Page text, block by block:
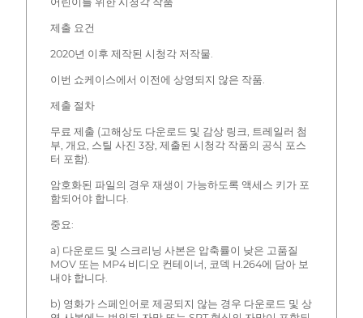
제출 요건
2020년 이후 제작된 시청각 저작물.
이번 쇼케이스에서 이전에 상영되지 않은 작품.
제출 절차
무료 제출 (고해상도 다운로드 및 감상 링크, 트레일러 첨
부, 개요, 스틸 사진 3장, 제출된 시청각 작품의 공식 포스
터 포함).
암호화된 파일의 경우 재생이 가능하도록 액세스 키가 포
함되어야 합니다.
중요:
a) 다운로드 및 스크리닝 사본은 압축률이 낮은 고품질
MOV 또는 MP4 비디오 컨테이너, 코덱 H.264에 담아 보
내야 합니다.
b) 영화가 스페인어로 제공되지 않는 경우 다운로드 및 상